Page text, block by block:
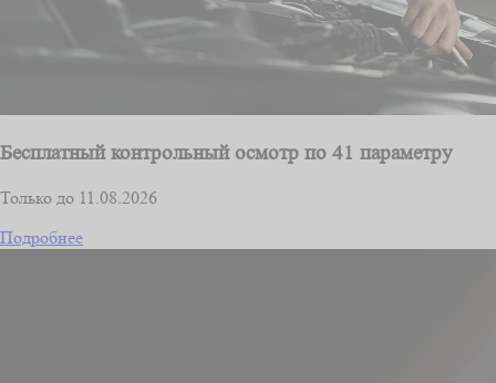
Бесплатный контрольный осмотр по 41 параметру
Только до 11.08.2026
Подробнее